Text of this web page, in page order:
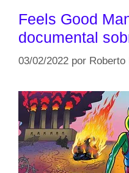
Feels Good
documental
03/02/2022 por Roberto